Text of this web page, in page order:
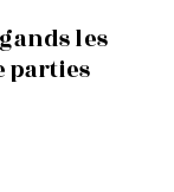
les
parties